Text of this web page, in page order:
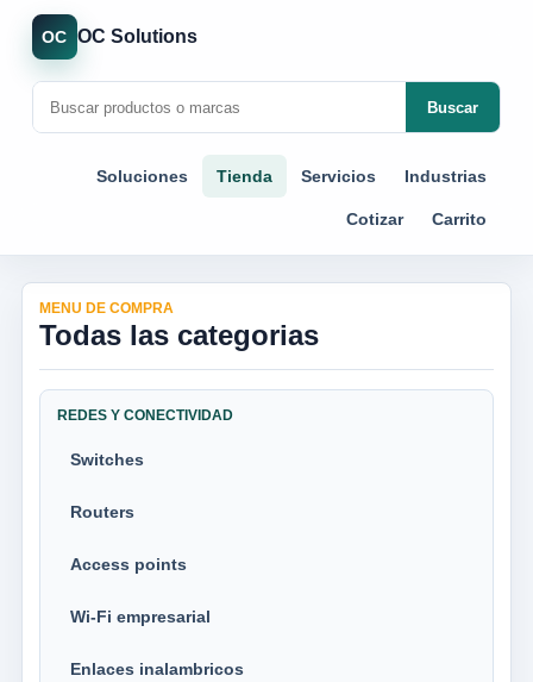
OC OC Solutions
Buscar
Soluciones Tienda Servicios Industrias
Cotizar Carrito
MENU DE COMPRA
Todas las categorias
REDES Y CONECTIVIDAD
Switches
Routers
Access points
Wi-Fi empresarial
Enlaces inalambricos